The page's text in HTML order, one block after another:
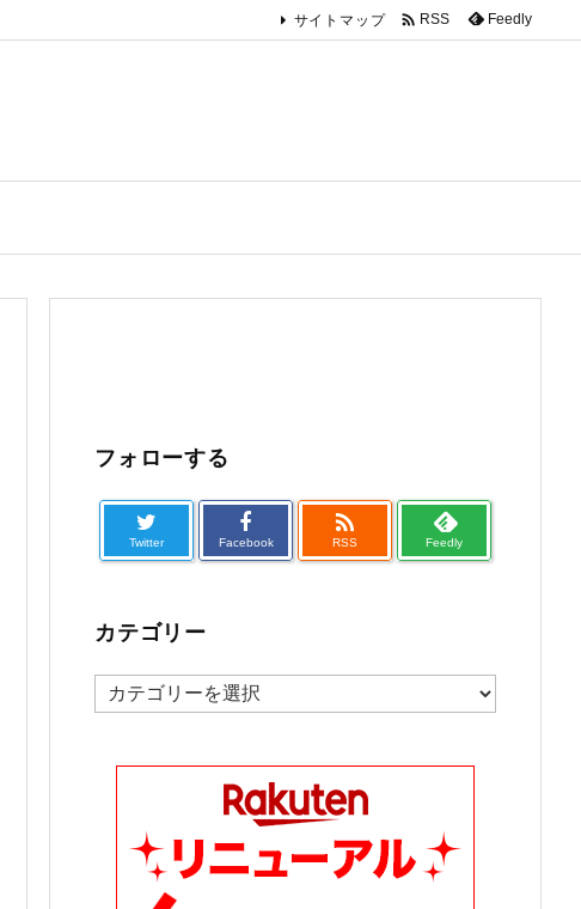
サイトマップ  RSS Feedly
フォローする
Twitter Facebook

RSS Feedly
カテゴリー
カ